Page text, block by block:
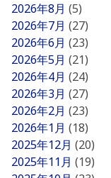
2026年8月 (5)
2026年7月 (27)
2026年6月 (23)
2026年5月 (21)
2026年4月 (24)
2026年3月 (27)
2026年2月 (23)
2026年1月 (18)
2025年12月 (20)
2025年11月 (19)